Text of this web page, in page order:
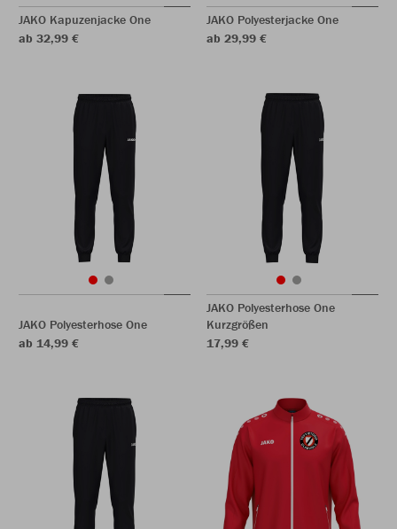
JAKO Kapuzenjacke One
ab 32,99 €
JAKO Polyesterjacke One
ab 29,99 €
JAKO Polyesterhose One
ab 14,99 €
JAKO Polyesterhose One
Kurzgrößen
17,99 €